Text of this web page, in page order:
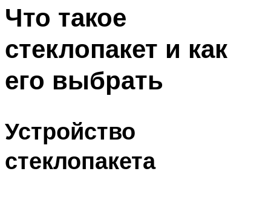
Что такое
стеклопакет и как
его выбрать
Устройство
стеклопакета